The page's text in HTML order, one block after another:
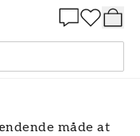
måde at